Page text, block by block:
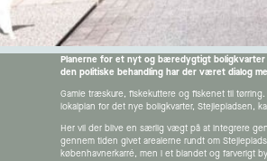
Planerne for et nyt og bæredygtigt boligkvarter
den politiske behandling har der været dialog
Gamle træskure, fiskekuttere og fiskenet til
lokalplan for det nye boligkvarter, Stejlepladsen,
Her vil der blive en særlig vægt på at integrere
gennem tiden givet arealerne rundt om
københavnerkarré, men i et blandet og farverigt